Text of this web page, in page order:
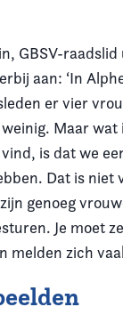
GBSV-
aan: ‘In
er vier
Maar wat
is dat we
Dat is niet
genoeg
Je moet
melden zich